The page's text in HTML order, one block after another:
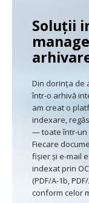
Soluţii
Din dorinţa de
într-o arhivă
am creat o
indexare,
— toate într-un
Fiecare
fişier şi e-mail
indexat prin
(PDF/A-1b,
conform celor